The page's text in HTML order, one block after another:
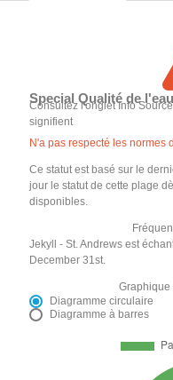
Special Qualité de l'eau
Consultez l'onglet Info
signifient
N'a pas respecté les normes
Ce statut est basé sur le
jour le statut de cette plage
disponibles.
Jekyll - St. Andrews est
December 31st.
Graphique
Diagramme circulaire
Diagramme à barres